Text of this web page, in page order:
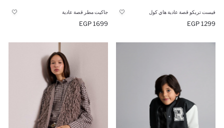
فيست تريكو قصة عادية هاي كول
1299 EGP
جاكيت مطر قصة عادية
1699 EGP